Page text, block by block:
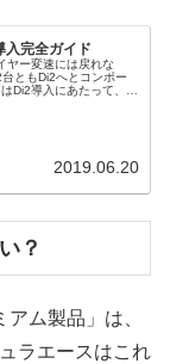
入完全ガイド
ヤー変速には戻れな
ともDi2へとコンポー
Di2導入にあたって、工
2019.06.20
？
ム製品」は、
ラエースはこれ